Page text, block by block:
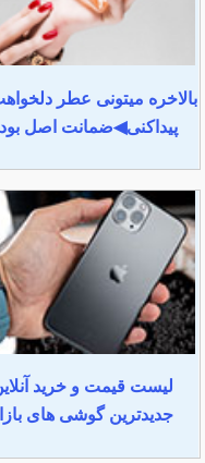
بالاخره میتونی عطر
پیداکنی◀ضمانت اصل
لیست قیمت و خرید
جدیدترین گوشی های